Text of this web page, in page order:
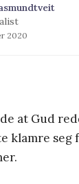
2020
at Gud
klamre seg